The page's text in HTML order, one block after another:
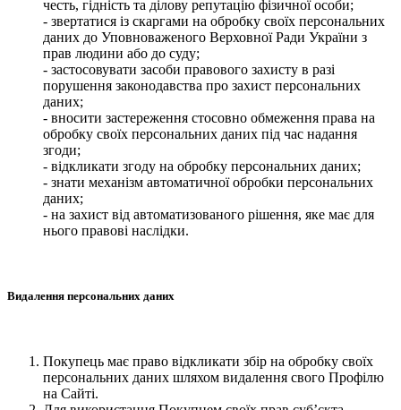
честь, гідність та ділову репутацію фізичної особи;
- звертатися із скаргами на обробку своїх персональних
даних до Уповноваженого Верховної Ради України з
прав людини або до суду;
- застосовувати засоби правового захисту в разі
порушення законодавства про захист персональних
даних;
- вносити застереження стосовно обмеження права на
обробку своїх персональних даних під час надання
згоди;
- відкликати згоду на обробку персональних даних;
- знати механізм автоматичної обробки персональних
даних;
- на захист від автоматизованого рішення, яке має для
нього правові наслідки.
Видалення персональних даних
Покупець має право відкликати збір на обробку своїх
персональних даних шляхом видалення свого Профілю
на Сайті.